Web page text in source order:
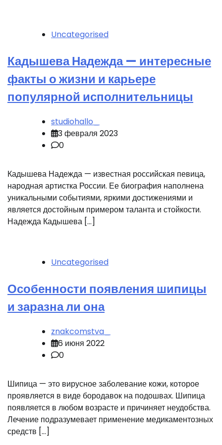
Uncategorised
Кадышева Надежда — интересные
факты о жизни и карьере
популярной исполнительницы
studiohallo_
3 февраля 2023
0
Кадышева Надежда — известная российская певица,
народная артистка России. Ее биография наполнена
уникальными событиями, яркими достижениями и
является достойным примером таланта и стойкости.
Надежда Кадышева […]
Uncategorised
Особенности появления шипицы
и заразна ли она
znakcomstva_
6 июня 2022
0
Шипица — это вирусное заболевание кожи, которое
проявляется в виде бородавок на подошвах. Шипица
появляется в любом возрасте и причиняет неудобства.
Лечение подразумевает применение медикаментозных
средств […]